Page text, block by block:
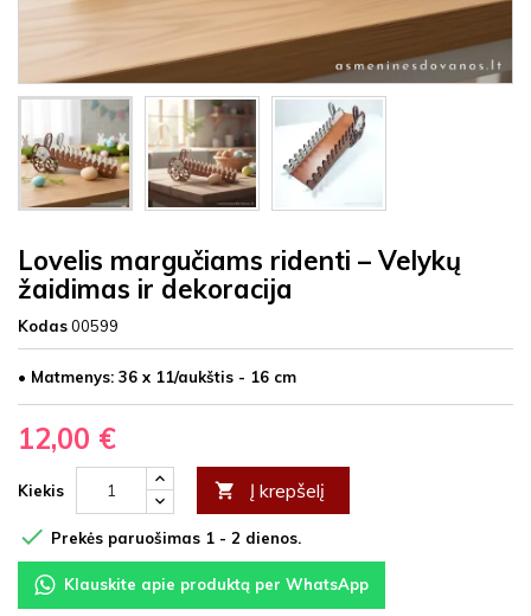
Lovelis margučiams ridenti – Velykų
žaidimas ir dekoracija
Kodas00599
• Matmenys: 36 x 11/aukštis - 16 cm
12,00 €
Kiekis  Į krepšelį
 Prekės paruošimas 1 - 2 dienos.
Klauskite apie produktą per WhatsApp